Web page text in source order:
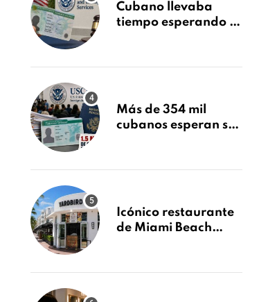
Cubano llevaba
tiempo esperando su
tras Writ of
Más de 354 mil
cubanos esperan su
millones de
Icónico restaurante
de Miami Beach
después de 15 años